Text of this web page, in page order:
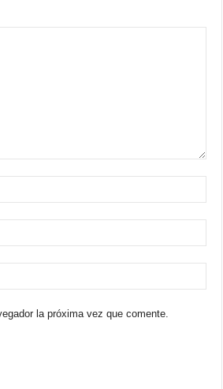
la próxima vez que comente.